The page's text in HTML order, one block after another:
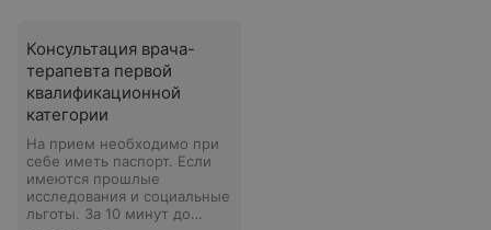
Консультация врача-
терапевта первой
квалификационной
категории
На прием необходимо при
себе иметь паспорт. Если
имеются прошлые
исследования и социальные
льготы. За 10 минут до